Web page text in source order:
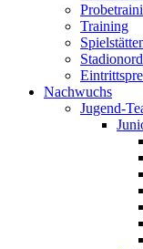
Training
Nachwuchs
Jugend-